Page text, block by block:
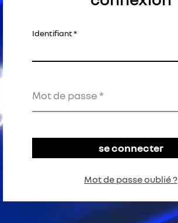
Identifiant
Mot de passe
Mot de passe oublié ?